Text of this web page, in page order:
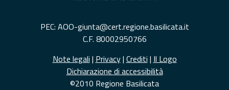
PEC: AOO-giunta@cert.regione.basilicata.it
C.F. 80002950766
Note legali | Privacy| Crediti | Il Logo
Dichiarazione di accessibilità
©2010 Regione Basilicata